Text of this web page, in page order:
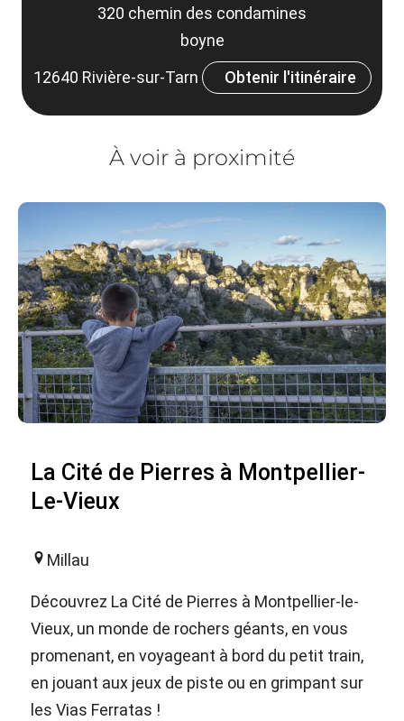
320 chemin des condamines
boyne
12640 Rivière-sur-Tarn
Obtenir l'itinéraire
À voir à proximité
La Cité de Pierres à Montpellier-
Le-Vieux
Millau
Découvrez La Cité de Pierres à Montpellier-le-
Vieux, un monde de rochers géants, en vous
promenant, en voyageant à bord du petit train,
en jouant aux jeux de piste ou en grimpant sur
les Vias Ferratas !